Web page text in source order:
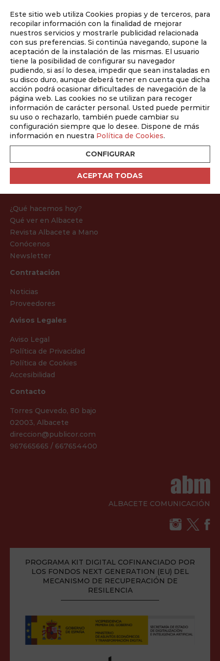
Este sitio web utiliza Cookies propias y de terceros, para
recopilar información con la finalidad de mejorar
nuestros servicios y mostrarle publicidad relacionada
con sus preferencias. Si continúa navegando, supone la
aceptación de la instalación de las mismas. El usuario
tiene la posibilidad de configurar su navegador
pudiendo, si así lo desea, impedir que sean instaladas en
su disco duro, aunque deberá tener en cuenta que dicha
acción podrá ocasionar dificultades de navegación de la
página web. Las cookies no se utilizan para recoger
información de carácter personal. Usted puede permitir
su uso o rechazarlo, también puede cambiar su
configuración siempre que lo desee. Dispone de más
información en nuestra Política de Cookies.
CONFIGURAR
ACEPTAR TODAS
Auditado por
Elementos
Inicio/ Elementos
¿Qué hacemos hoy?
Qué ver en Albacete
Revista Albacete a Mano
Conócenos
Newsletter
Contratación
Noticias
Proveedores
Avisos Legales
Aviso Legal
Política de Privacidad
Política de Cookies
Accesibilidad
Contacto
Torres Quevedo, 80 bajo
02003, Albacete
direccion@publicor.com
967665665 / 667654400
ALBACETE COMUNICACIÓN
PROGRAMA KIT DIGITAL COFINANCIADO POR
LOS FONDOS NEXT GENERATION (EU) DEL
MECANISMO DE RECUPERACIÓN DE
RESILENCIA